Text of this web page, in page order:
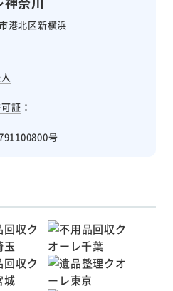
港北区新横浜
証 ：
号